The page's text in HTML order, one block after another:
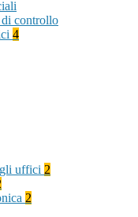
controllo
4
uffici 2
2